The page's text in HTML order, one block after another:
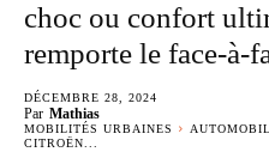
choc ou confort
remporte le face-à-
DÉCEMBRE 28, 2024
Par Mathias
MOBILITÉS URBAINES
CITROËN...